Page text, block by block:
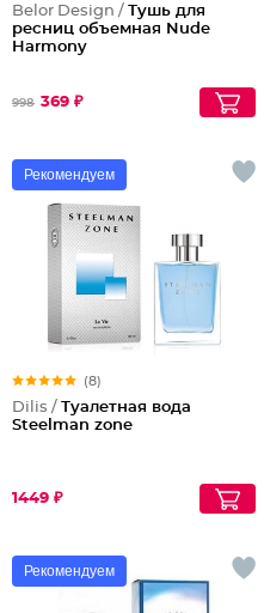
Belor Design / Тушь для
ресниц объемная Nude
Harmony
998 369 ₽
Рекомендуем
(8)
Dilis / Туалетная вода
Steelman zone
1449 ₽
Рекомендуем